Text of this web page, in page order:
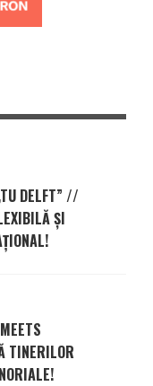
DELFT” //
ȘI
TINERILOR